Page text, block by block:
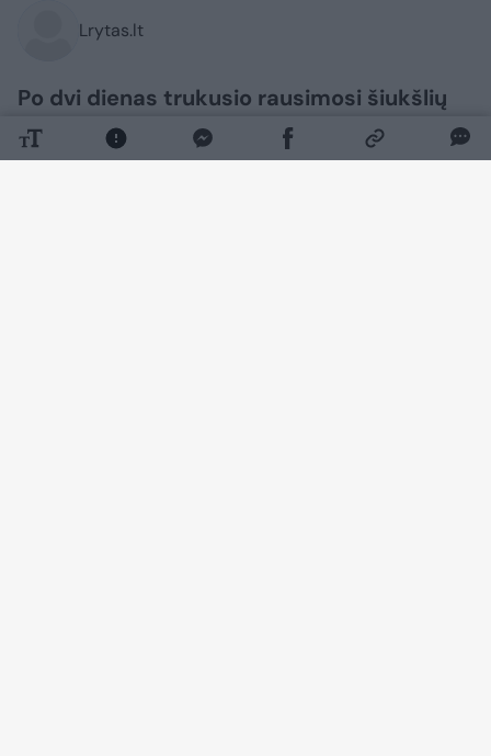
Lrytas.lt
Po dvi dienas trukusio rausimosi šiukšlių
kalnuose, loterijos dalyvė galiausiai
atgavo savo pradingusį laimingąjį bilietą,